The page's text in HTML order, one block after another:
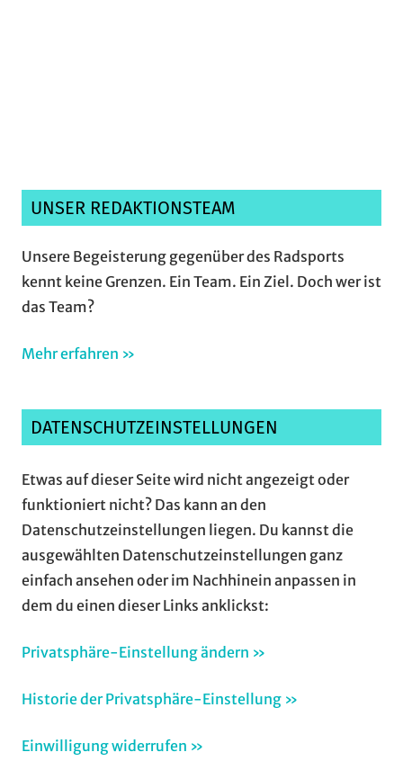
UNSER REDAKTIONSTEAM
Unsere Begeisterung gegenüber des Radsports
kennt keine Grenzen. Ein Team. Ein Ziel. Doch wer ist
das Team?
Mehr erfahren »
DATENSCHUTZEINSTELLUNGEN
Etwas auf dieser Seite wird nicht angezeigt oder
funktioniert nicht? Das kann an den
Datenschutzeinstellungen liegen. Du kannst die
ausgewählten Datenschutzeinstellungen ganz
einfach ansehen oder im Nachhinein anpassen in
dem du einen dieser Links anklickst:
Privatsphäre-Einstellung ändern »
Historie der Privatsphäre-Einstellung »
Einwilligung widerrufen »